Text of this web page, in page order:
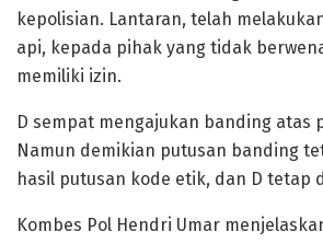
kepolisian. Lantaran, telah
api, kepada pihak yang tidak
memiliki izin.
D sempat mengajukan banding atas
Namun demikian putusan banding
hasil putusan kode etik, dan D tetap
Kombes Pol Hendri Umar